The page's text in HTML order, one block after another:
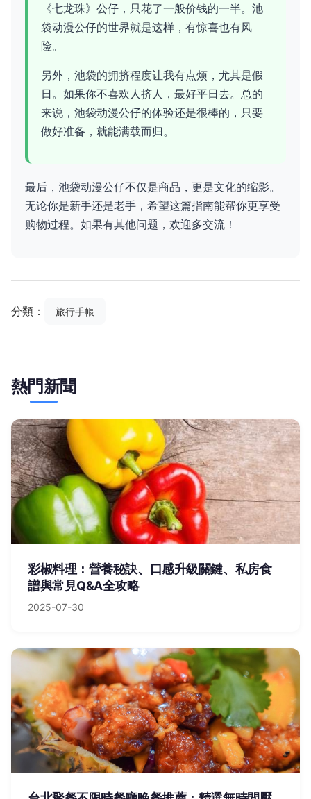
《七龙珠》公仔，只花了一般价钱的一半。池
袋动漫公仔的世界就是这样，有惊喜也有风
险。
另外，池袋的拥挤程度让我有点烦，尤其是假
日。如果你不喜欢人挤人，最好平日去。总的
来说，池袋动漫公仔的体验还是很棒的，只要
做好准备，就能满载而归。
最后，池袋动漫公仔不仅是商品，更是文化的缩影。
无论你是新手还是老手，希望这篇指南能帮你更享受
购物过程。如果有其他问题，欢迎多交流！
分類： 旅行手帳
熱門新聞
彩椒料理：營養秘訣、口感升級關鍵、私房食
譜與常見Q&A全攻略
2025-07-30